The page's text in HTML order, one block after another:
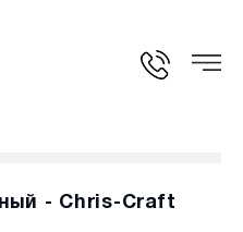
- Chris-Craft